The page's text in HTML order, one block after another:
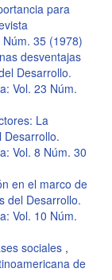
para
35 (1978)
desventajas
Desarrollo.
Vol. 23 Núm.
La
Desarrollo.
Vol. 8 Núm. 30
en el marco de
del Desarrollo.
Vol. 10 Núm.
sociales ,
de